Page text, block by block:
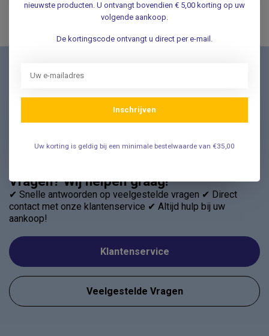
Vragen? Wij helpen graag!
✔ Snelle antwoorden op veelgestelde vragen ✔ Direct
contact met onze klantenservice ✔ Altijd hulp bij uw
aankoop!
Klantenservice
Veelgestelde Vragen
Nieuwsbrief
nieuwste producten. U ontvangt bovendien € 5,00 korting op uw
volgende aankoop.
De kortingscode ontvangt u direct per e-mail.
Inschrijven
Uw korting is geldig bij een minimale bestelwaarde van €35,00